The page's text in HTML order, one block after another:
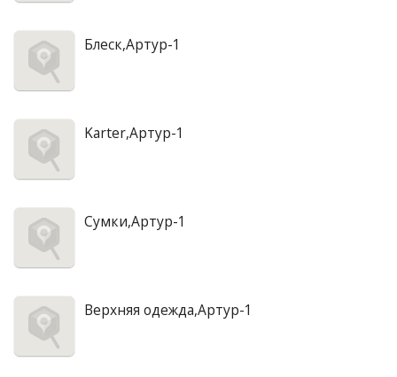
Блеск,Артур-1
Karter,Артур-1
Сумки,Артур-1
Верхняя одежда,Артур-1